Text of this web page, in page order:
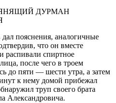
ДУРМАН
пояснения, аналогичные
что он вместе
распивали спиртное
после чего в троем
до пяти — шести утра, а затем
к нему домой прибежал
труп своего брата
Александровича.